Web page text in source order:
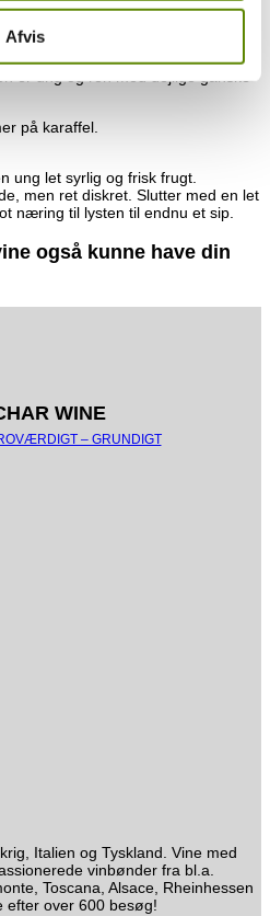
Afvis
fra dette terroir, der giver
dem særdeles velegnet til klassiske
er ung og ren med dejlige ganske
på karaffel.
ung let syrlig og frisk frugt.
men ret diskret. Slutter med en let
næring til lysten til endnu et sip.
også kunne have din
WINE
– GRUNDIGT
Italien og Tyskland. Vine med
vinbønder fra bl.a.
Toscana, Alsace, Rheinhessen
efter over 600 besøg!